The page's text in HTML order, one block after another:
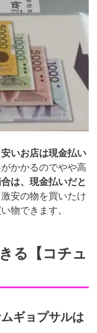
安いお店は現金払い
かかるのでやや高
は、現金払いだと
安の物を買いたけ
物できます。
る【コチュ
ギョプサルは